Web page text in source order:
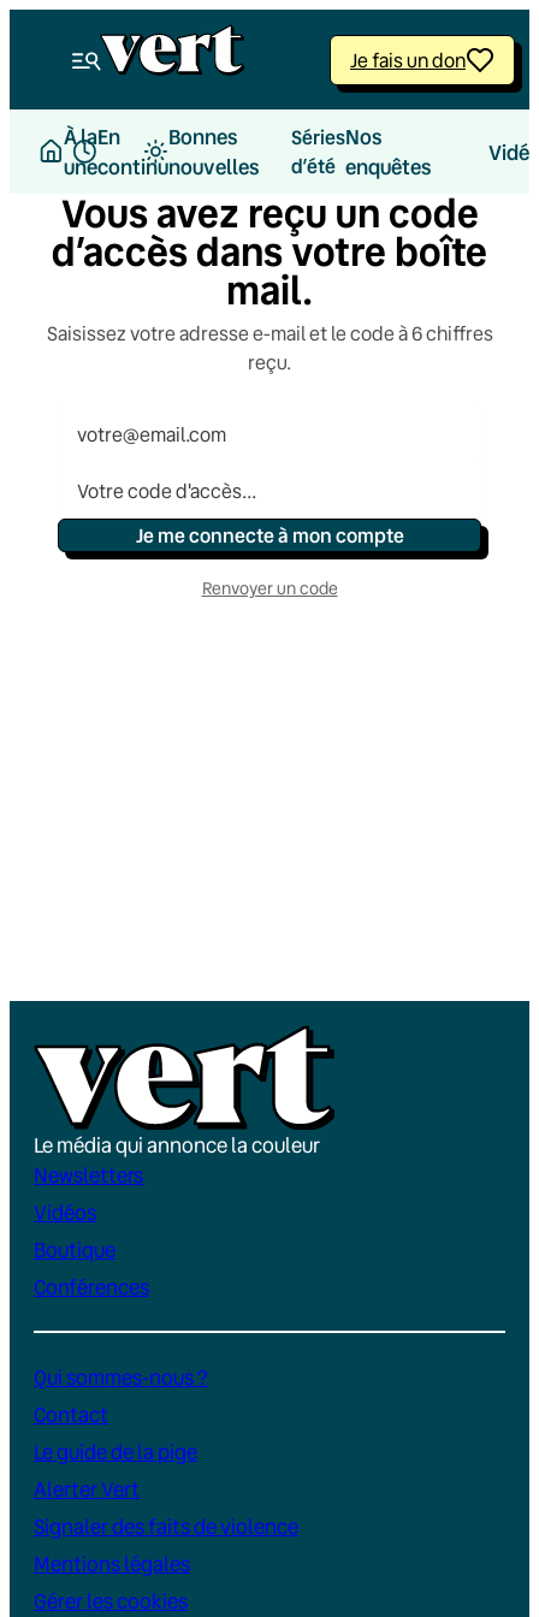
Je fais un don
À la
une
En
continu
Bonnes
nouvelles
Séries
d’été
Nos
enquêtes
Vous avez reçu un code
d’accès dans votre boîte
mail.
Saisissez votre adresse e-mail et le code à 6 chiffres
reçu.
Je me connecte à mon compte
Renvoyer un code
Le média qui annonce la couleur
Newsletters
Vidéos
Boutique
Conférences
Qui sommes-nous ?
Contact
Le guide de la pige
Alerter Vert
Signaler des faits de violence
Mentions légales
Gérer les cookies